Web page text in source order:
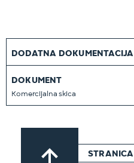
DODATNA DOKUMENTACIJA
DOKUMENT
Komercijalna skica
STRANICA